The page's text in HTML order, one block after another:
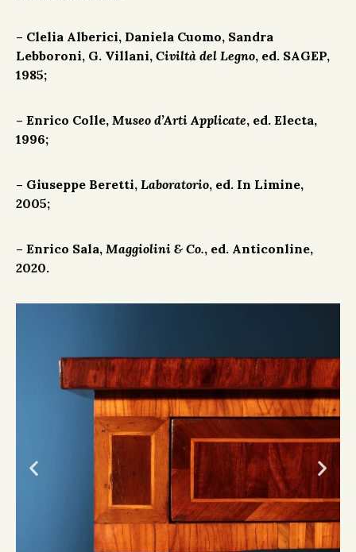
– Clelia Alberici, Daniela Cuomo, Sandra
Lebboroni, G. Villani, Civiltà del Legno, ed. SAGEP,
1985;
– Enrico Colle, Museo d’Arti Applicate, ed. Electa,
1996;
– Giuseppe Beretti, Laboratorio, ed. In Limine,
2005;
– Enrico Sala, Maggiolini & Co., ed. Anticonline,
2020.